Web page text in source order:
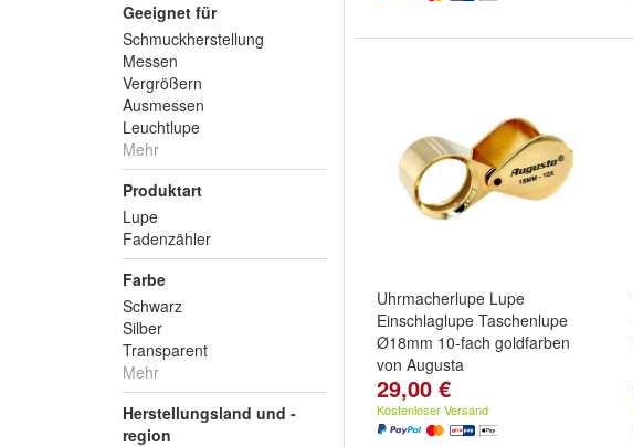
Geeignet für
Schmuckherstellung
Messen
Vergrößern
Ausmessen
Leuchtlupe
Mehr
Produktart
Lupe
Fadenzähler
Farbe
Schwarz
Silber
Transparent
Mehr
Herstellungsland und -
region
Uhrmacherlupe Lupe
Einschlaglupe Taschenlupe
Ø18mm 10-fach goldfarben
von Augusta
29,00 €
Kostenloser Versand